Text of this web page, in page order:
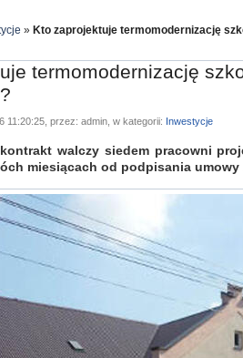
» Kto zaprojektuje termomodernizację
termomodernizację
11:20:25, przez: admin, w kategorii: Inwestycje
kontrakt walczy siedem pracowni
miesiącach od podpisania umowy